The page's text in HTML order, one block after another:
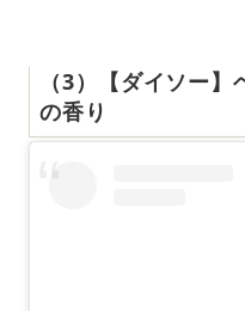
（3）【ダイソー
の香り